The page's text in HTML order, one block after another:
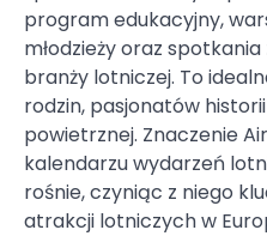
program edukacyjny,
młodzieży oraz
branży lotniczej. To
rodzin, pasjonatów
powietrznej. Znaczenie
kalendarzu wydarzeń
rośnie, czyniąc z niego
atrakcji lotniczych w